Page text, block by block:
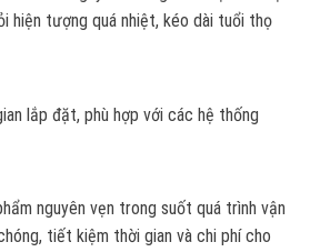
hiện tượng quá nhiệt, kéo dài tuổi thọ
lắp đặt, phù hợp với các hệ thống
nguyên vẹn trong suốt quá trình vận
tiết kiệm thời gian và chi phí cho